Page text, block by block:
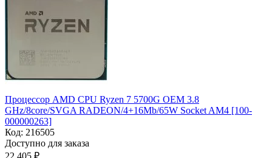
Процессор AMD CPU Ryzen 7 5700G OEM 3.8
GHz/8core/SVGA RADEON/4+16Mb/65W Socket AM4 [100-
000000263]
Код: 216505
Доступно для заказа
22 405 ₽